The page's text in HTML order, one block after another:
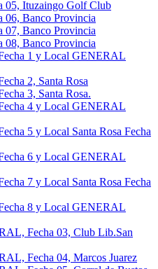
05, Ituzaingo Golf Club
06, Banco Provincia
07, Banco Provincia
08, Banco Provincia
1 y Local GENERAL
2, Santa Rosa
3, Santa Rosa.
4 y Local GENERAL
5 y Local Santa Rosa Fecha
6 y Local GENERAL
7 y Local Santa Rosa Fecha
8 y Local GENERAL
Fecha 03, Club Lib.San
Fecha 04, Marcos Juarez